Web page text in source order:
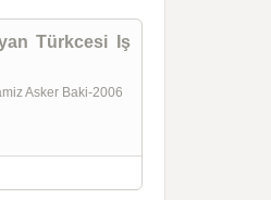
Türkcesi Iş
Asker Baki-2006